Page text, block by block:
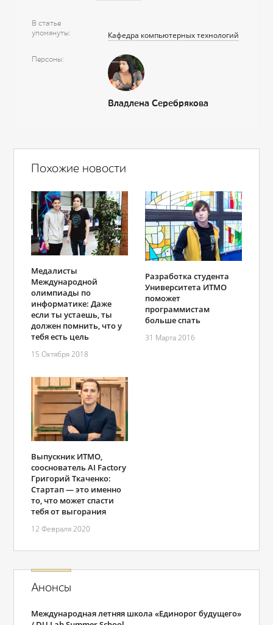
В статье
упомянуты
Кафедра компьютерных технологий
Персоны
Владлена Серебрякова
Похожие новости
Медалисты
Международной
олимпиады по
информатике: Даже
если ты устаешь, ты
должен помнить, что у
тебя есть цель
15 Октября 2018
Разработка студента
Университета ИТМО
поможет
программистам
больше спать
31 Марта 2016
Выпускник ИТМО,
сооснователь AI Factory
Григорий Ткаченко:
Стартап — это именно
то, что может спасти
тебя от выгорания
12 Февраля 2020
Анонсы
Международная летняя школа «Единорог будущего»